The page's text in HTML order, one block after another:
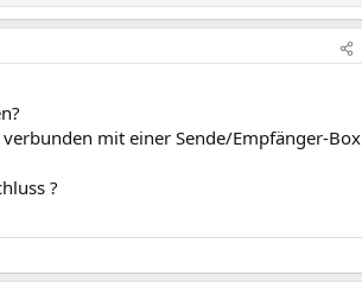
mit einer Sende/Empfänger-Box
?